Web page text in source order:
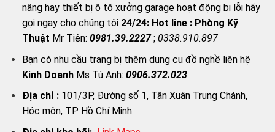
nâng hay thiết bị ô tô xưởng garage hoạt động bị lỗi hãy
gọi ngay cho chúng tôi 24/24: Hot line : Phòng Kỹ
Thuật Mr Tiên: 0981.39.2227; 0338.910.897
Bạn có nhu cầu trang bị thêm dụng cụ đồ nghề liên hệ
Kinh DoanhMs Tú Anh: 0906.372.023
Địa chỉ :101/3P, Đường số 1, Tân Xuân Trung Chánh,
Hóc môn, TP Hồ Chí Minh